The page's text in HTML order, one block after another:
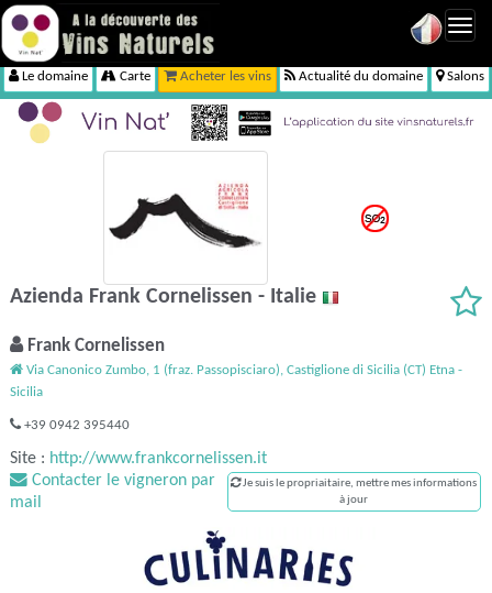
Le domaine Carte Acheter les vins Actualité du domaine Salons
Azienda Frank Cornelissen - Italie
Frank Cornelissen
Via Canonico Zumbo, 1 (fraz. Passopisciaro), Castiglione di Sicilia (CT) Etna -
Sicilia
+39 0942 395440
Site : http://www.frankcornelissen.it
Contacter le vigneron par
mail
Je suis le propriaitaire, mettre mes informations
à jour